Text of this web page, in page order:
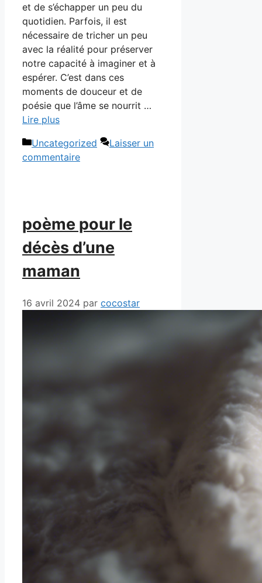
et de s’échapper un peu du
quotidien. Parfois, il est
nécessaire de tricher un peu
avec la réalité pour préserver
notre capacité à imaginer et à
espérer. C’est dans ces
moments de douceur et de
poésie que l’âme se nourrit …
Lire plus
Catégories
Uncategorized
Laisser un
commentaire
poème pour le
décès d’une
maman
16 avril 2024 par cocostar